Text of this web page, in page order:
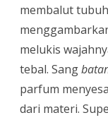
membalut
melukis
tebal. Sang
parfum
dari materi.